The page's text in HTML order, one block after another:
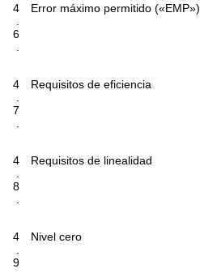
4
6
Error máximo permitido («EMP»)
4
7
Requisitos de eficiencia
4
8
Requisitos de linealidad
4
9
Nivel cero